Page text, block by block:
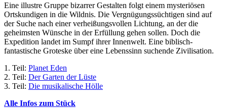
Eine illustre Gruppe bizarrer Gestalten folgt einem mysteriösen
Ortskundigen in die Wildnis. Die Vergnügungssüchtigen sind auf
der Suche nach einer verheißungsvollen Lichtung, an der die
geheimsten Wünsche in der Erfüllung gehen sollen. Doch die
Expedition landet im Sumpf ihrer Innenwelt. Eine biblisch-
fantastische Groteske über eine Lebenssinn suchende Zivilisation.
1. Teil: Planet Eden
2. Teil: Der Garten der Lüste
3. Teil: Die musikalische Hölle
Alle Infos zum Stück